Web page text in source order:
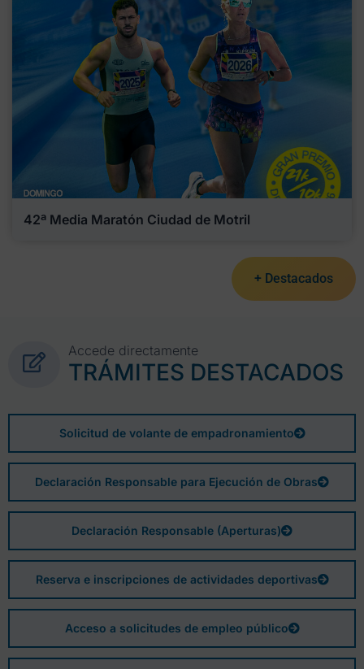
42ª Media Maratón Ciudad de Motril
+ Destacados
Accede directamente
TRÁMITES DESTACADOS
Solicitud de volante de empadronamiento
Declaración Responsable para Ejecución de Obras
Declaración Responsable (Aperturas)
Reserva e inscripciones de actividades deportivas
Acceso a solicitudes de empleo público